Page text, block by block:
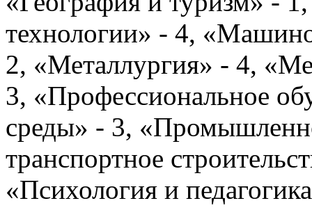
технологии» - 4,
2, «Металлургия» - 4,
3, «Профессиональное
среды» - 3,
транспортное
«Психология и